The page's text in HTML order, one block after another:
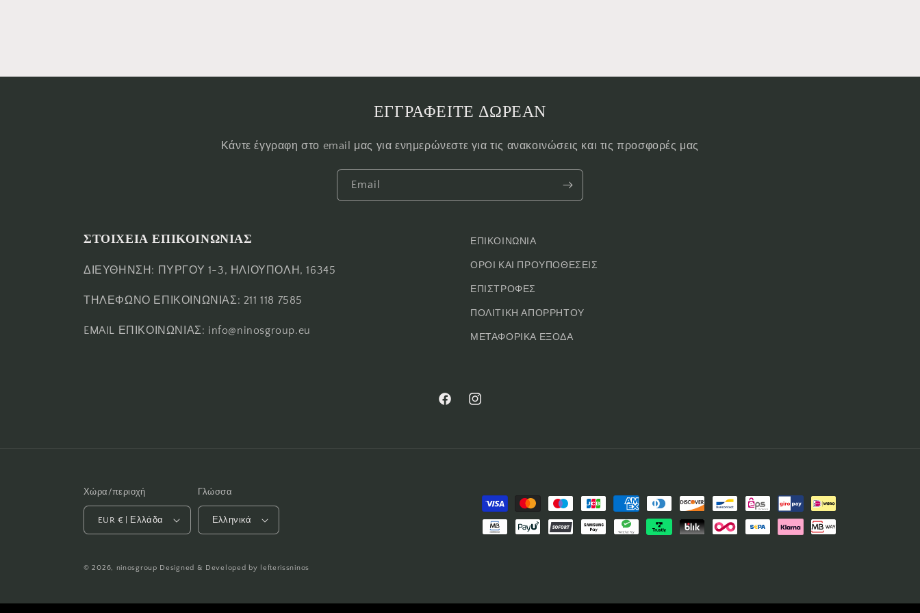
ΕΓΓΡΑΦΕΙΤΕ ΔΩΡΕΑΝ
Κάντε έγγραφη στο email μας για ενημερώνεστε για τις ανακοινώσεις και τις προσφορές μας
Email
ΣΤΟΙΧΕΙΑ ΕΠΙΚΟΙΝΩΝΙΑΣ
ΔΙΕΥΘΗΝΣΗ: ΠΥΡΓΟΥ 1-3, ΗΛΙΟΥΠΟΛΗ, 16345
ΤΗΛΕΦΩΝΟ ΕΠΙΚΟΙΝΩΝΙΑΣ: 211 118 7585
EMAIL ΕΠΙΚΟΙΝΩΝΙΑΣ: info@ninosgroup.eu
ΕΠΙΚΟΙΝΩΝΙΑ
ΟΡΟΙ ΚΑΙ ΠΡΟΥΠΟΘΕΣΕΙΣ
ΕΠΙΣΤΡΟΦΕΣ
ΠΟΛΙΤΙΚΗ ΑΠΟΡΡΗΤΟΥ
ΜΕΤΑΦΟΡΙΚΑ ΕΞΟΔΑ
FacebookInstagram
Χώρα/περιοχή
EUR € | Ελλάδα
Γλώσσα
Ελληνικά
Μέθοδοι
πληρωμής
© 2026, ninosgroup Designed & Developed by lefterissninos